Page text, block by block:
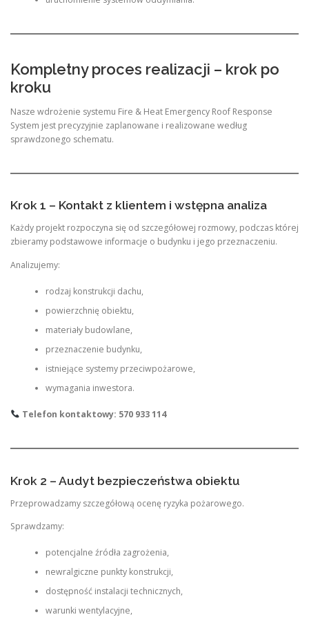
Kompletny proces realizacji – krok po
kroku
Nasze wdrożenie systemu Fire & Heat Emergency Roof Response
System jest precyzyjnie zaplanowane i realizowane według
sprawdzonego schematu.
Krok 1 – Kontakt z klientem i wstępna analiza
Każdy projekt rozpoczyna się od szczegółowej rozmowy, podczas której
zbieramy podstawowe informacje o budynku i jego przeznaczeniu.
Analizujemy:
rodzaj konstrukcji dachu,
powierzchnię obiektu,
materiały budowlane,
przeznaczenie budynku,
istniejące systemy przeciwpożarowe,
wymagania inwestora.
Telefon kontaktowy: 570 933 114
Krok 2 – Audyt bezpieczeństwa obiektu
Przeprowadzamy szczegółową ocenę ryzyka pożarowego.
Sprawdzamy:
potencjalne źródła zagrożenia,
newralgiczne punkty konstrukcji,
dostępność instalacji technicznych,
warunki wentylacyjne,